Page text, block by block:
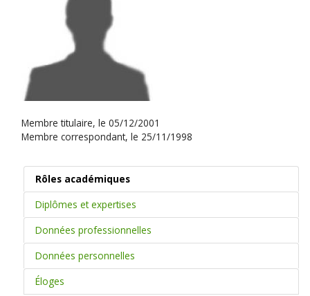
Membre titulaire, le 05/12/2001
Membre correspondant, le 25/11/1998
Rôles académiques
Diplômes et expertises
Données professionnelles
Données personnelles
Éloges